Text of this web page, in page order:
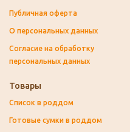
Публичная оферта
О персональных данных
Согласие на обработку
персональных данных
Товары
Список в роддом
Готовые сумки в роддом